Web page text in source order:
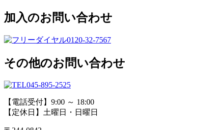
加入のお問い合わせ
0120-32-7567
その他のお問い合わせ
045-895-2525
【電話受付】9:00 ～ 18:00
【定休日】土曜日・日曜日